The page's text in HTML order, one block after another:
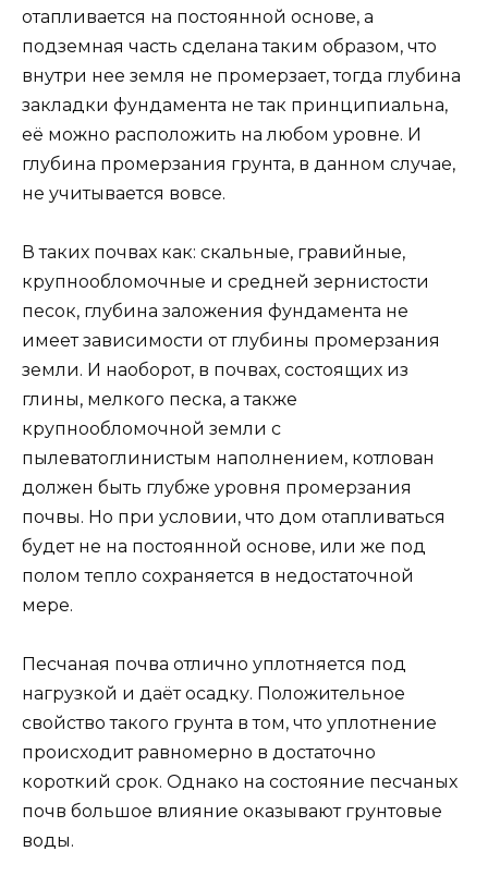
отапливается на постоянной основе, а
подземная часть сделана таким образом, что
внутри нее земля не промерзает, тогда глубина
закладки фундамента не так принципиальна,
её можно расположить на любом уровне. И
глубина промерзания грунта, в данном случае,
не учитывается вовсе.
В таких почвах как: скальные, гравийные,
крупнообломочные и средней зернистости
песок, глубина заложения фундамента не
имеет зависимости от глубины промерзания
земли. И наоборот, в почвах, состоящих из
глины, мелкого песка, а также
крупнообломочной земли с
пылеватоглинистым наполнением, котлован
должен быть глубже уровня промерзания
почвы. Но при условии, что дом отапливаться
будет не на постоянной основе, или же под
полом тепло сохраняется в недостаточной
мере.
Песчаная почва отлично уплотняется под
нагрузкой и даёт осадку. Положительное
свойство такого грунта в том, что уплотнение
происходит равномерно в достаточно
короткий срок. Однако на состояние песчаных
почв большое влияние оказывают грунтовые
воды.